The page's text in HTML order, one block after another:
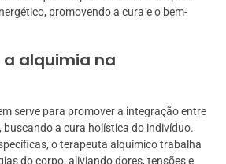
promovendo a cura e o bem-
a alquimia na
serve para promover a integração entre
buscando a cura holística do indivíduo.
o terapeuta alquímico trabalha
do corpo, aliviando dores, tensões e